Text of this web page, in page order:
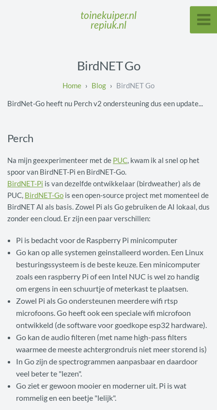
toinekuiper.nl
repiuk.nl
BirdNET Go
Blog BirdNET Go
BirdNet-Go heeft nu Perch v2 ondersteuning dus een update...
Perch
Na mijn geexperimenteer met de PUC, kwam ik al snel op het
spoor van BirdNET-Pi en BirdNET-Go.
BirdNET-Pi is van dezelfde ontwikkelaar (birdweather) als de
PUC, BirdNET-Go is een open-source project met momenteel de
BirdNET AI als basis. Zowel Pi als Go gebruiken de AI lokaal, dus
zonder een cloud. Er zijn een paar verschillen:
Pi is bedacht voor de Raspberry Pi minicomputer
Go kan op alle systemen geinstalleerd worden. Een Linux
besturingssysteem is de beste keuze. Een minicomputer
zoals een raspberry Pi of een Intel NUC is wel zo handig
om ergens in een schuurtje of meterkast te plaatsen.
Zowel Pi als Go ondersteunen meerdere wifi rtsp
microfoons. Go heeft ook een speciale wifi microfoon
ontwikkeld (de software voor goedkope esp32 hardware).
Go kan de audio filteren (met name high-pass filters
waarmee de meeste achtergrondruis niet meer storend is)
In Go zijn de spectrogrammen aanpasbaar en daardoor
veel beter te "lezen".
Go ziet er gewoon mooier en moderner uit. Pi is wat
rommelig en een beetje "lelijk".